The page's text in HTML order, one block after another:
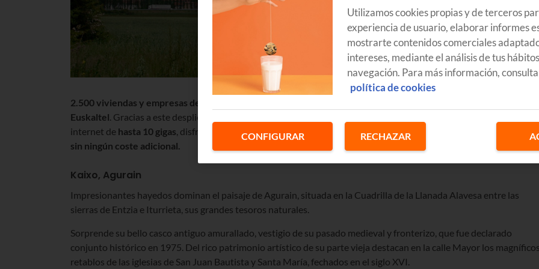
2.500 viviendas y empresas de Agurain
Euskaltel . Gracias a este despliegue, los vecinos de la localidad alavesa ya pueden disponer de accesos simétricos a
internet de hasta 10 gigas , disfrutar de
mayor cobertura gracias a la tecnología WiFi 6 y tele con deco Android
sin ningún coste adicional.
Kaixo, Agurain
Impresionantes hayedos dominan el paisaje de Agurain, situada en la Cuadrilla de la Llanada Alavesa entre las
sierras de Entzia e Iturrieta, sus grandes tesoros naturales.
Sorprende su bello casco antiguo amurallado, vestigio de su pasado medieval y fronterizo, que fue declarado
conjunto histórico en 1975. Del rico patrimonio artístico de su parte vieja destacan en la calle Mayor los
retablos de las iglesias de San Juan Bautista y Santa María, fechados en el siglo XVI.
Utilizamos cookies propias y de terceros
experiencia de usuario, elaborar informes
mostrarte contenidos comerciales
intereses, mediante el análisis de tus
navegación. Para más información,
política de cookies
CONFIGURAR RECHAZAR